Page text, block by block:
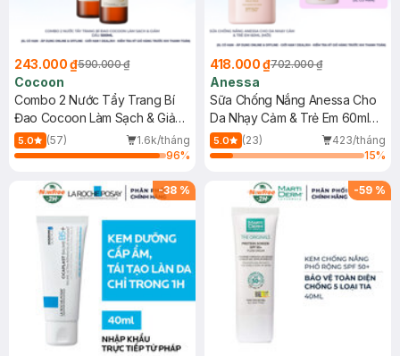
243.000 ₫590.000 ₫
Cocoon
Combo 2 Nước Tẩy Trang Bí
Đao Cocoon Làm Sạch & Giảm
Dầu 500ml
5.0 (57)
1.6k/tháng
96%
418.000 ₫702.000 ₫
Anessa
Sữa Chống Nắng Anessa Cho
Da Nhạy Cảm & Trẻ Em 60ml
(Mới)
5.0 (23)
423/tháng
15%
-38 % -59 %